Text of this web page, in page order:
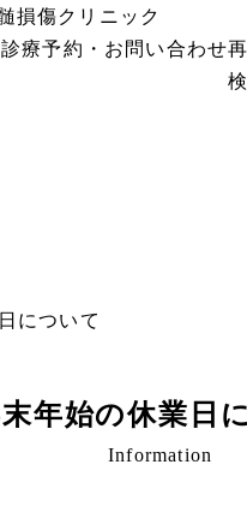
診療予約・お問い合わせ
について
年始の休業日
Information